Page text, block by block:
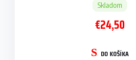
Skladom
€24,50
DO KOŠÍKA